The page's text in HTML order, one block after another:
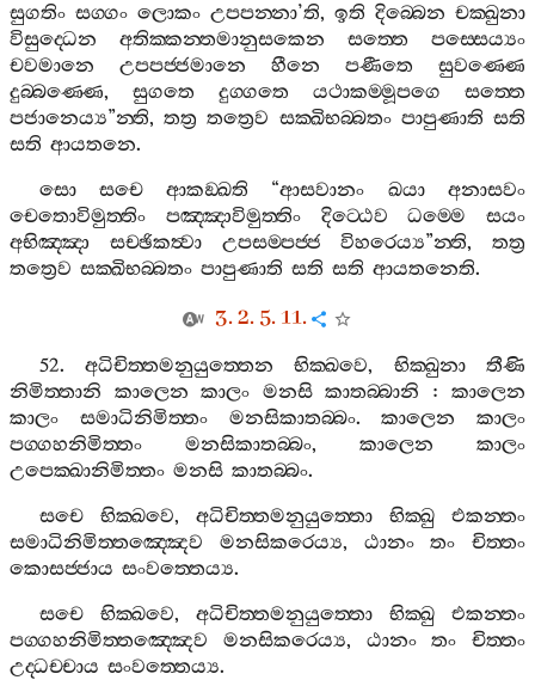
සුගතිං සග‍්ගං ලොකං උපපන‍්නා’ති, ඉති දිබ‍්බෙන චක‍්ඛුනා
විසුද‍්ධෙන
අතික‍්කන‍්තමානුසකෙන සත‍්තෙ
පස‍්සෙය්‍යං
චවමානෙ
උපපජ‍්ජමානෙ හීනෙ පණීතෙ
සුවණ‍්ණෙ
දුබ‍්බණ‍්ණෙ, සුගතෙ දුග‍්ගතෙ යථාකම‍්මූපගෙ
සත‍්තෙ
පජානෙය්‍ය”න‍්ති,තත්‍ර තත්‍රෙව සක‍්ඛිභබ‍්බතං පාපුණාති සති
සති ආයතනෙ.
සො
සචෙ ආකඞ‍්ඛති “ආසවානං ඛයා
අනාසවං
චෙතොවිමුත‍්තිං
පඤ‍්ඤාවිමුත‍්තිං දිට‍්ඨෙව ධම‍්මෙ
සයං
අභිඤ‍්ඤා
සච‍්ඡිකත්‍වා උපසම‍්පජ‍්ජ විහරෙය්‍ය”න‍්ති, තත්‍ර
තත්‍රෙව සක‍්ඛිභබ‍්බතං පාපුණාති සති සති ආයතනෙති.
3. 2. 5. 11.
52. අධිචිත‍්තමනුයුත‍්තෙන භික‍්ඛවෙ, භික‍්ඛුනා
තීණි
නිමිත‍්තානි
කාලෙන කාලං මනසි කාතබ‍්බානි : කාලෙන
කාලං
සමාධිනිමිත‍්තං මනසිකාතබ‍්බං.කාලෙන
කාලං
පග‍්ගහනිමිත‍්තං
මනසිකාතබ‍්බං, කාලෙන
කාලං
උපෙක‍්ඛානිමිත‍්තං මනසි කාතබ‍්බං.
සචෙ
භික‍්ඛවෙ, අධිචිත‍්තමනුයුත‍්තො භික‍්ඛු
එකන‍්තං
සමාධිනිමිත‍්තඤ‍්ඤෙව
මනසිකරෙය්‍ය, ඨානං තං
චිත‍්තං
කොසජ‍්ජාය සංවත‍්තෙය්‍ය.
සචෙ
භික‍්ඛවෙ, අධිචිත‍්තමනුයුත‍්තො භික‍්ඛු
එකන‍්තං
පග‍්ගහනිමිත‍්තඤ‍්ඤෙව
මනසිකරෙය්‍ය, ඨානං තං
චිත‍්තං
උද‍්ධච‍්චාය සංවත‍්තෙය්‍ය.